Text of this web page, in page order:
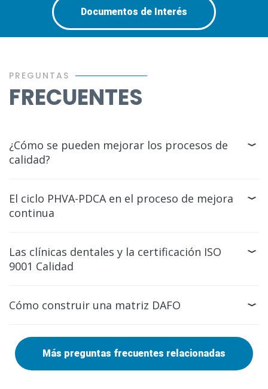
Documentos de Interés
PREGUNTAS
FRECUENTES
¿Cómo se pueden mejorar los procesos de
calidad?
El ciclo PHVA-PDCA en el proceso de mejora
continua
Las clínicas dentales y la certificación ISO
9001 Calidad
Cómo construir una matriz DAFO
Más preguntas frecuentes relacionadas